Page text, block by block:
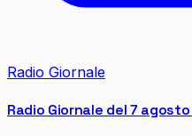
Radio Giornale
Radio Giornale del 7